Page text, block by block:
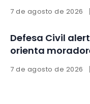
7 de agosto de 2026
Defesa Civil
orienta
7 de agosto de 2026